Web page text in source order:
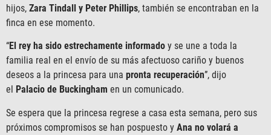
hijos, Zara Tindall y Peter Phillips, también se encontraban en la
finca en ese momento.
“El rey ha sido estrechamente informado y se une a toda la
familia real en el envío de su más afectuoso cariño y buenos
deseos a la princesa para una pronta recuperación”, dijo
el
Palacio de Buckingham en un comunicado.
Se espera que la princesa regrese a casa esta semana, pero sus
próximos compromisos se han pospuesto y Ana no volará a